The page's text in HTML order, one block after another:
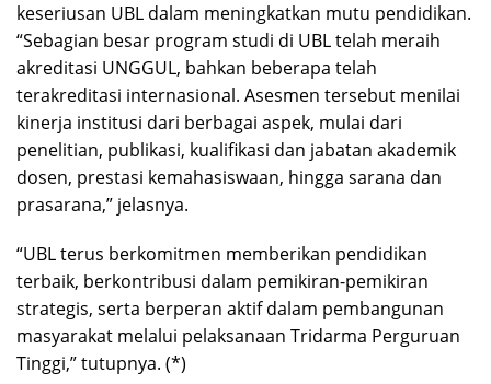
keseriusan UBL dalam meningkatkan mutu pendidikan.
“Sebagian besar program studi di UBL telah meraih
akreditasi UNGGUL, bahkan beberapa telah
terakreditasi internasional. Asesmen tersebut menilai
kinerja institusi dari berbagai aspek, mulai dari
penelitian, publikasi, kualifikasi dan jabatan akademik
dosen, prestasi kemahasiswaan, hingga sarana dan
prasarana,” jelasnya.
“UBL terus berkomitmen memberikan pendidikan
terbaik, berkontribusi dalam pemikiran-pemikiran
strategis, serta berperan aktif dalam pembangunan
masyarakat melalui pelaksanaan Tridarma Perguruan
Tinggi,” tutupnya. (*)